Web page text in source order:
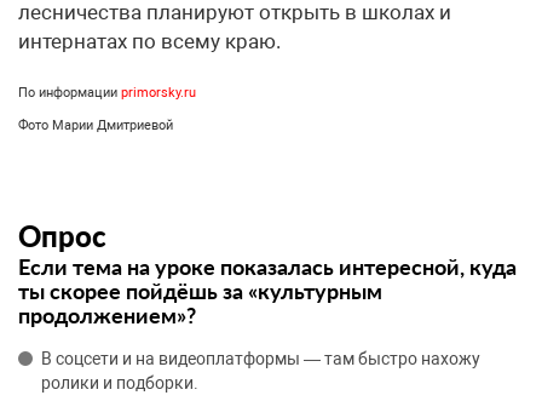
лесничества планируют открыть в школах и
интернатах по всему краю.
По информации primorsky.ru
Фото Марии Дмитриевой
Опрос
Если тема на уроке показалась интересной, куда
ты скорее пойдёшь за «культурным
продолжением»?
В соцсети и на видеоплатформы — там быстро нахожу
ролики и подборки.